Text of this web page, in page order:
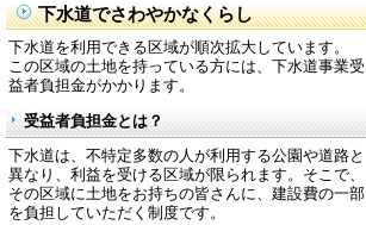
下水道でさわやかなくらし
下水道を利用できる区域が順次拡大しています。
この区域の土地を持っている方には、下水道事業受
益者負担金がかかります。
受益者負担金とは？
下水道は、不特定多数の人が利用する公園や道路と
異なり、利益を受ける区域が限られます。そこで、
その区域に土地をお持ちの皆さんに、建設費の一部
を負担していただく制度です。